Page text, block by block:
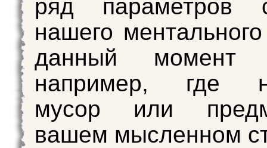
ряд параметров
нашего
данный момент
например, где
мусор или
вашем мысленном